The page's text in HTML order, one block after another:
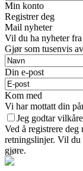
Min konto
Registrer deg
Mail nyheter
Vil du ha nyheter fra
Gjør som tusenvis
Din e-post
Kom med
Vi har mottatt din
Jeg godtar
Ved å registrere
retningslinjer. Vil du
gjøre.